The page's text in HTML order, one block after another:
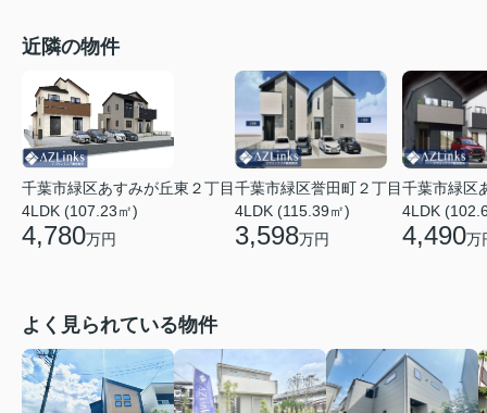
近隣の物件
千葉市緑区あすみが丘東２丁目
4LDK (107.23㎡)
4,780万円
千葉市緑区誉田町２丁目
4LDK (115.39㎡)
3,598万円
千葉市緑区
4LDK
4,490万
よく見られている物件